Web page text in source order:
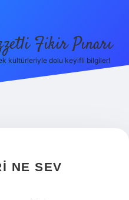
Fikir Pınarı
kültürleriyle dolu keyifli bilgiler!
NE SEV